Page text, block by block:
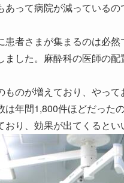
って病院が減っている
者さまが集まるのは必
した。麻酔科の医師の
のが増えており、やっ
年間1,800件ほどだった
り、効果が出てくるとい